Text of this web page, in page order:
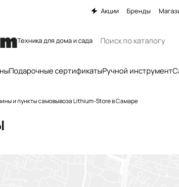
Акции Бренды
Техника для дома и сада
Подарочные сертификатыРучной инструмент
и пункты самовывоза Lithium-Store в Самаре